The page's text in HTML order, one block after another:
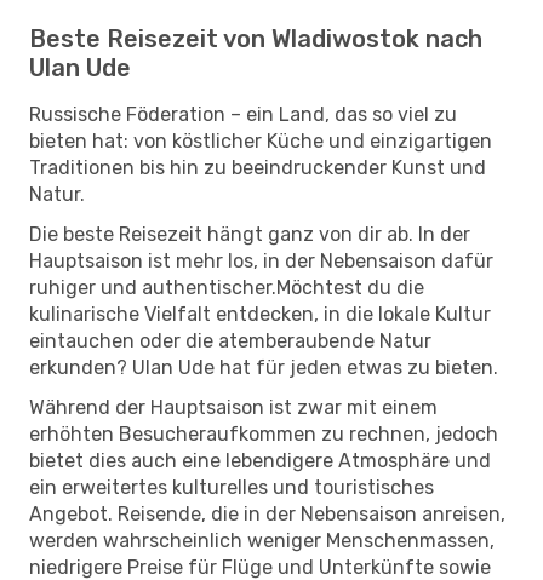
Beste Reisezeit von Wladiwostok nach
Ulan Ude
Russische Föderation – ein Land, das so viel zu
bieten hat: von köstlicher Küche und einzigartigen
Traditionen bis hin zu beeindruckender Kunst und
Natur.
Die beste Reisezeit hängt ganz von dir ab. In der
Hauptsaison ist mehr los, in der Nebensaison dafür
ruhiger und authentischer.Möchtest du die
kulinarische Vielfalt entdecken, in die lokale Kultur
eintauchen oder die atemberaubende Natur
erkunden? Ulan Ude hat für jeden etwas zu bieten.
Während der Hauptsaison ist zwar mit einem
erhöhten Besucheraufkommen zu rechnen, jedoch
bietet dies auch eine lebendigere Atmosphäre und
ein erweitertes kulturelles und touristisches
Angebot. Reisende, die in der Nebensaison anreisen,
werden wahrscheinlich weniger Menschenmassen,
niedrigere Preise für Flüge und Unterkünfte sowie